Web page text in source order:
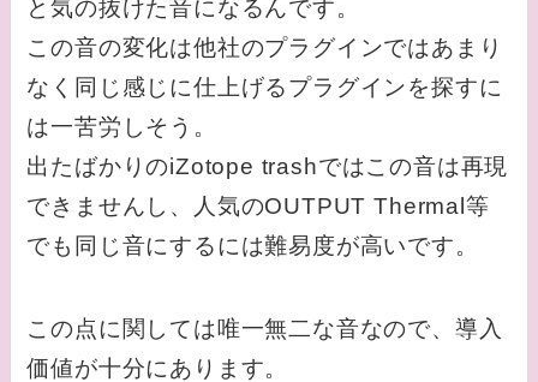
と気の抜けた音になるんです。
この音の変化は他社のプラグインではあまり
なく同じ感じに仕上げるプラグインを探すに
は一苦労しそう。
出たばかりのiZotope trashではこの音は再現
できませんし、人気のOUTPUT Thermal等
でも同じ音にするには難易度が高いです。
この点に関しては唯一無二な音なので、導入
価値が十分にあります。